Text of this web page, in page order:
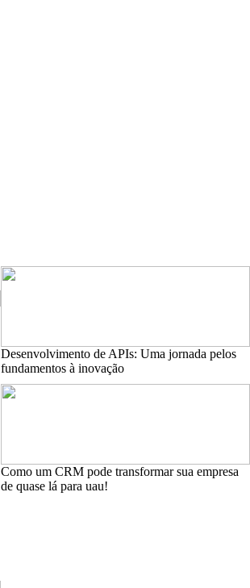
Desenvolvimento de APIs: Uma jornada pelos
fundamentos à inovação
Como um CRM pode transformar sua empresa
de quase lá para uau!